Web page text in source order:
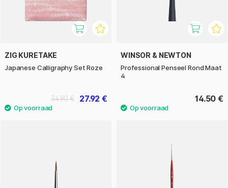
ZIG KURETAKE
Japanese Calligraphy Set Roze
27.92 €
34.90 €
WINSOR & NEWTON
Professional Penseel Rond Maat
4
14.50 €